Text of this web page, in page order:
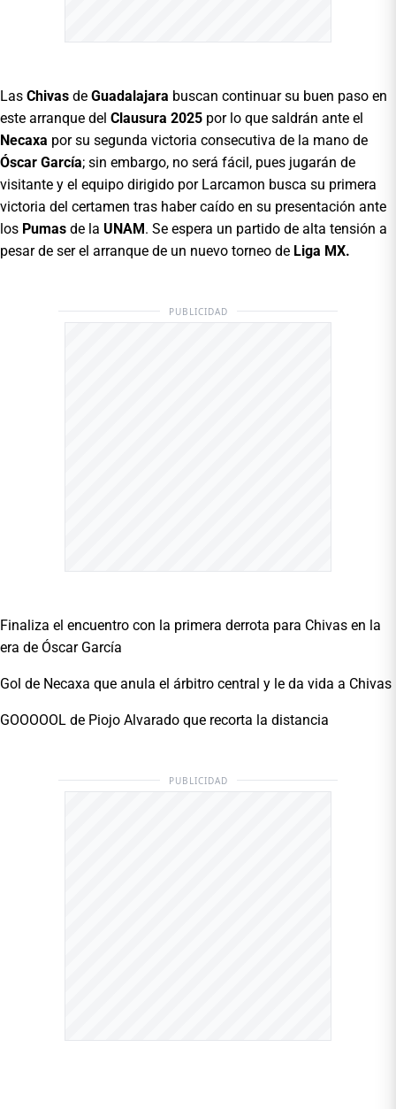
Las Chivas de Guadalajara buscan continuar su buen paso en
este arranque del Clausura 2025 por lo que saldrán ante el
Necaxa por su segunda victoria consecutiva de la mano de
Óscar García; sin embargo, no será fácil, pues jugarán de
visitante y el equipo dirigido por Larcamon busca su primera
victoria del certamen tras haber caído en su presentación ante
los Pumas de la UNAM. Se espera un partido de alta tensión a
pesar de ser el arranque de un nuevo torneo de Liga MX.
PUBLICIDAD
Finaliza el encuentro con la primera derrota para Chivas en la
era de Óscar García
Gol de Necaxa que anula el árbitro central y le da vida a Chivas
GOOOOOL de Piojo Alvarado que recorta la distancia
PUBLICIDAD